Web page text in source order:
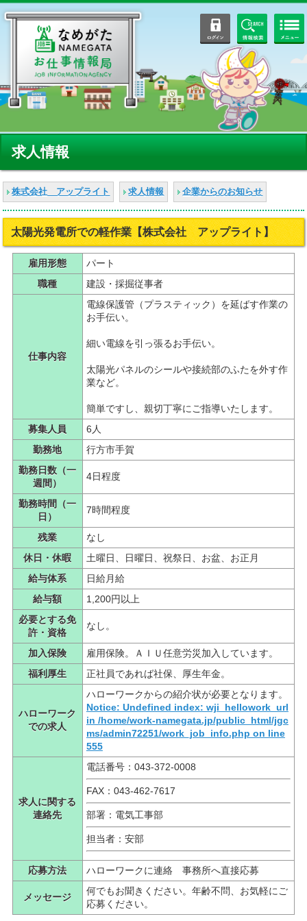
ログイン 情報検索
求人情報
株式会社 アップライト 求人情報 企業からのお知らせ
太陽光発電所での軽作業【株式会社 アップライト】
雇用形態
パート
職種
建設・採掘従事者
仕事内容
電線保護管（プラスティック）を延ばす作業の
お手伝い。
細い電線を引っ張るお手伝い。
太陽光パネルのシールや接続部のふたを外す作
業など。
簡単ですし、親切丁寧にご指導いたします。
募集人員
6人
勤務地
行方市手賀
勤務日数（一
週間）
4日程度
勤務時間（一
日）
7時間程度
残業
なし
休日・休暇
土曜日、日曜日、祝祭日、お盆、お正月
給与体系
日給月給
給与額
1,200円以上
必要とする免
許・資格
なし。
加入保険
雇用保険。ＡＩＵ任意労災加入しています。
福利厚生
正社員であれば社保、厚生年金。
ハローワーク
での求人
ハローワークからの紹介状が必要となります。
Notice: Undefined index: wji_hellowork_url
in /home/work-namegata.jp/public_html/jgc
ms/admin72251/work_job_info.php on line
555
求人に関する
連絡先
電話番号：043-372-0008
FAX：043-462-7617
部署：電気工事部
担当者：安部
応募方法 ハローワークに連絡 事務所へ直接応募
メッセージ
何でもお聞きください。年齢不問、お気軽にご
応募ください。